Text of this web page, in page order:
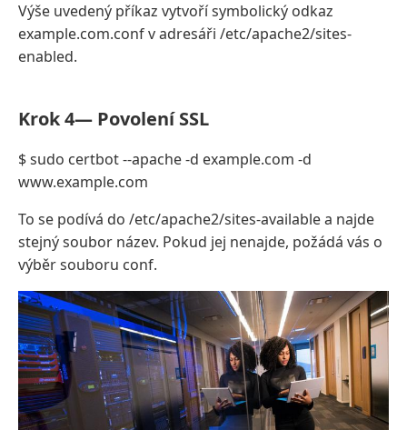
Výše uvedený příkaz vytvoří symbolický odkaz
example.com.conf v adresáři /etc/apache2/sites-
enabled.
Krok 4— Povolení SSL
$ sudo certbot --apache -d example.com -d
www.example.com
To se podívá do /etc/apache2/sites-available a najde
stejný soubor název. Pokud jej nenajde, požádá vás o
výběr souboru conf.